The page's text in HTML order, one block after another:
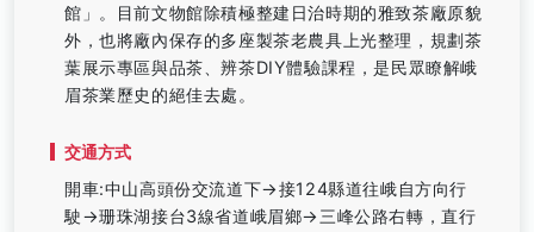
館」。目前文物館除積極整建日治時期的雅致茶廠原貌
外，也將廠內保存的多座製茶老農具上光整理，規劃茶
葉展示專區與品茶、辨茶DIY體驗課程，是民眾瞭解峨
眉茶業歷史的絕佳去處。
交通方式
開車:中山高頭份交流道下→接124縣道往峨自方向行
駛→珊珠湖接台3線省道峨眉鄉→三峰公路右轉，直行